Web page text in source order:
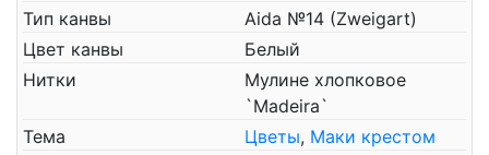
Тип канвы
Aida №14 (Zweigart)
Цвет канвы
Белый
Нитки
Мулине хлопковое
`Madeira`
Тема
Цветы, Маки крестом